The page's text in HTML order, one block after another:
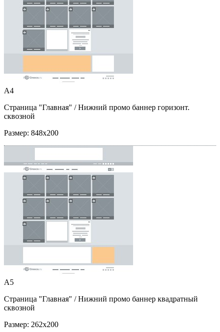
A4
Страница "Главная" / Нижний промо баннер горизонт.
сквозной
Размер: 848x200
A5
Страница "Главная" / Нижний промо баннер квадратный
сквозной
Размер: 262x200